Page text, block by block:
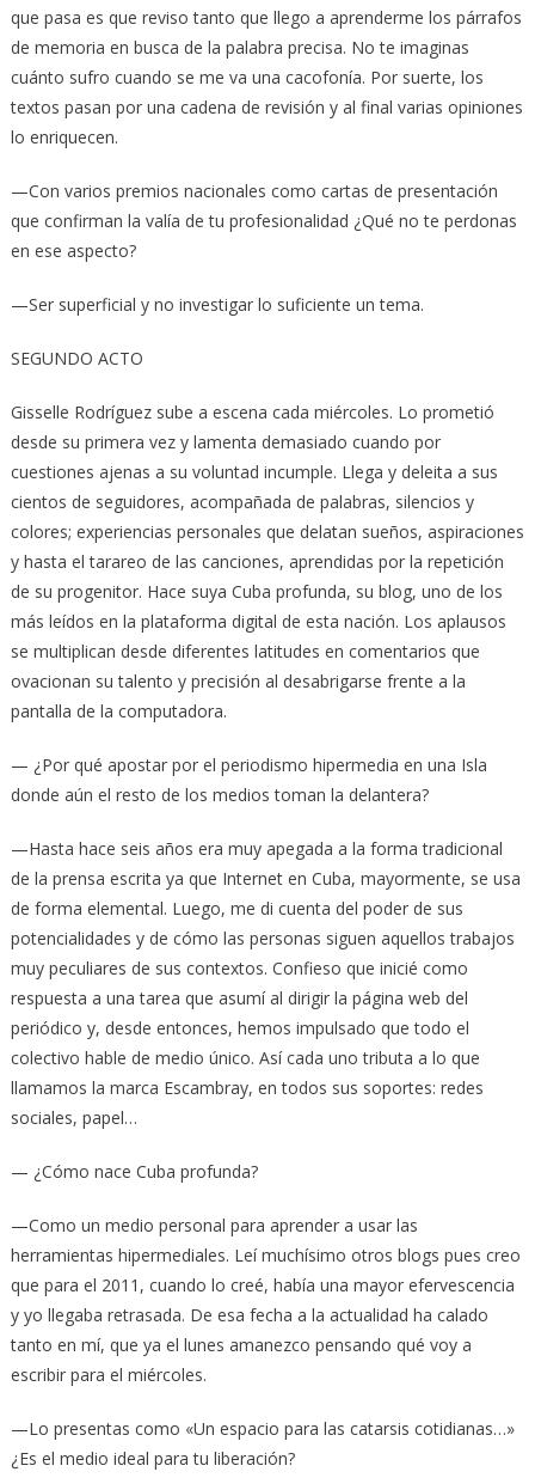
que pasa es que reviso tanto que llego a aprenderme los párrafos
de memoria en busca de la palabra precisa. No te imaginas
cuánto sufro cuando se me va una cacofonía. Por suerte, los
textos pasan por una cadena de revisión y al final varias opiniones
lo enriquecen.
—Con varios premios nacionales como cartas de presentación
que confirman la valía de tu profesionalidad ¿Qué no te perdonas
en ese aspecto?
—Ser superficial y no investigar lo suficiente un tema.
SEGUNDO ACTO
Gisselle Rodríguez sube a escena cada miércoles. Lo prometió
desde su primera vez y lamenta demasiado cuando por
cuestiones ajenas a su voluntad incumple. Llega y deleita a sus
cientos de seguidores, acompañada de palabras, silencios y
colores; experiencias personales que delatan sueños, aspiraciones
y hasta el tarareo de las canciones, aprendidas por la repetición
de su progenitor. Hace suya Cuba profunda, su blog, uno de los
más leídos en la plataforma digital de esta nación. Los aplausos
se multiplican desde diferentes latitudes en comentarios que
ovacionan su talento y precisión al desabrigarse frente a la
pantalla de la computadora.
— ¿Por qué apostar por el periodismo hipermedia en una Isla
donde aún el resto de los medios toman la delantera?
—Hasta hace seis años era muy apegada a la forma tradicional
de la prensa escrita ya que Internet en Cuba, mayormente, se usa
de forma elemental. Luego, me di cuenta del poder de sus
potencialidades y de cómo las personas siguen aquellos trabajos
muy peculiares de sus contextos. Confieso que inicié como
respuesta a una tarea que asumí al dirigir la página web del
periódico y, desde entonces, hemos impulsado que todo el
colectivo hable de medio único. Así cada uno tributa a lo que
llamamos la marca Escambray, en todos sus soportes: redes
sociales, papel…
— ¿Cómo nace Cuba profunda?
—Como un medio personal para aprender a usar las
herramientas hipermediales. Leí muchísimo otros blogs pues creo
que para el 2011, cuando lo creé, había una mayor efervescencia
y yo llegaba retrasada. De esa fecha a la actualidad ha calado
tanto en mí, que ya el lunes amanezco pensando qué voy a
escribir para el miércoles.
—Lo presentas como «Un espacio para las catarsis cotidianas…»
¿Es el medio ideal para tu liberación?